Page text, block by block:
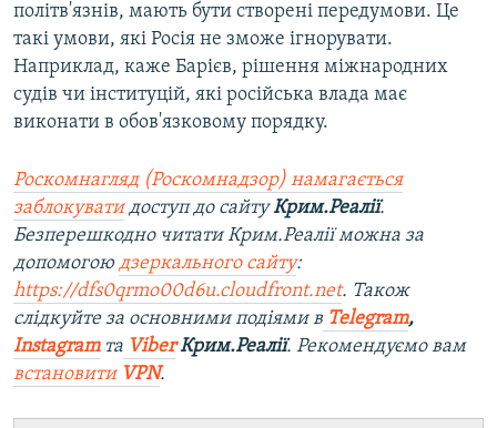
політв'язнів, мають бути створені передумови. Це
такі умови, які Росія не зможе ігнорувати.
Наприклад, каже Барієв, рішення міжнародних
судів чи інституцій, які російська влада має
виконати в обов'язковому порядку.
Роскомнагляд (Роскомнадзор) намагається
заблокуватидоступ до сайтуКрим.Реалії.
Безперешкодно читати Крим.Реалії можна за
допомогою дзеркального сайту:
https://dfs0qrmo00d6u.cloudfront.net. Також
слідкуйте за основними подіями в Telegram,
Instagramта ViberКрим.Реалії. Рекомендуємо вам
встановити VPN.